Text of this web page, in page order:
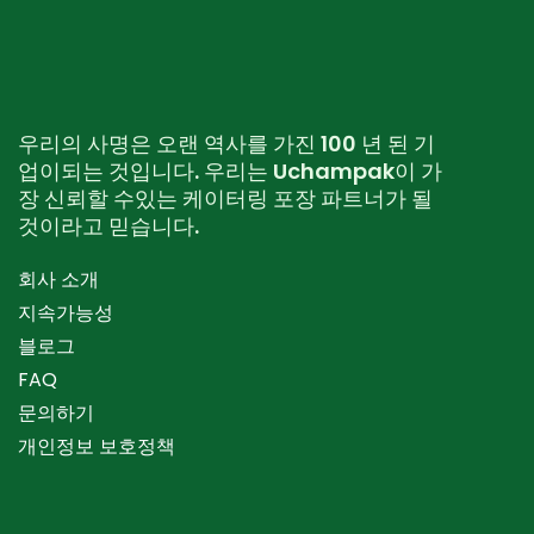
우리의 사명은 오랜 역사를 가진 100 년 된 기
업이되는 것입니다. 우리는 Uchampak이 가
장 신뢰할 수있는 케이터링 포장 파트너가 될
것이라고 믿습니다.
회사 소개
지속가능성
블로그
FAQ
문의하기
개인정보 보호정책